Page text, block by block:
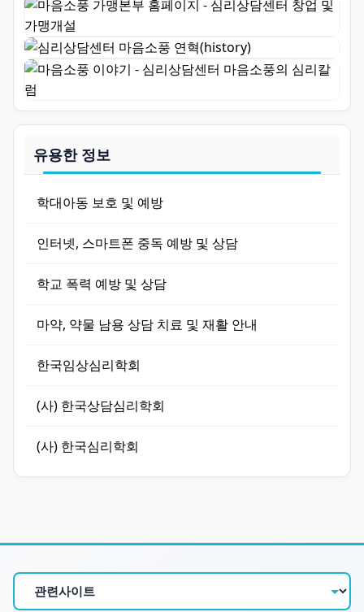
유용한 정보
학대아동 보호 및 예방
인터넷, 스마트폰 중독 예방 및 상담
학교 폭력 예방 및 상담
마약, 약물 남용 상담 치료 및 재활 안내
한국임상심리학회
(사) 한국상담심리학회
(사) 한국심리학회